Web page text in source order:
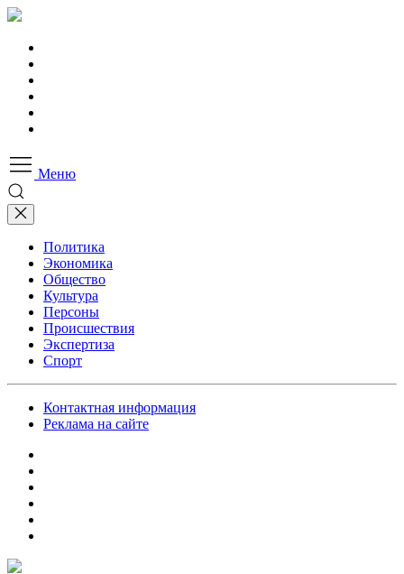
Меню
Политика
Экономика
Общество
Культура
Персоны
Происшествия
Экспертиза
Спорт
Контактная информация
Реклама на сайте